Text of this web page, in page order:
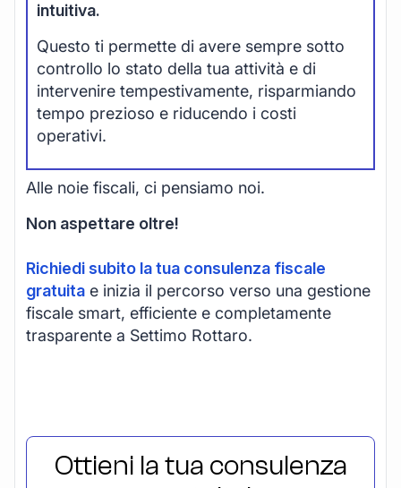
intuitiva.
Questo ti permette di avere sempre sotto
controllo lo stato della tua attività e di
intervenire tempestivamente, risparmiando
tempo prezioso e riducendo i costi
operativi.
Alle noie fiscali, ci pensiamo noi.
Non aspettare oltre!
Richiedi subito la tua consulenza fiscale
gratuita e inizia il percorso verso una gestione
fiscale smart, efficiente e completamente
trasparente a Settimo Rottaro.
Ottieni la tua consulenza